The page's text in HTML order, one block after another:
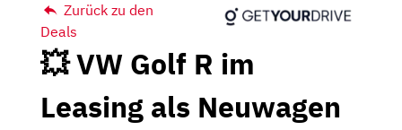
Zurück zu den
Deals
💥 VW Golf R im
Leasing als Neuwagen